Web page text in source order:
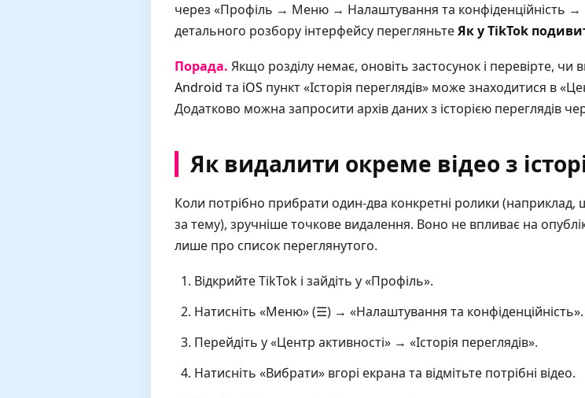
через «Профіль → Меню → Налаштування та конфіденційність →
детального розбору інтерфейсу перегляньтеЯк у TikTok
Порада. Якщо розділу немає, оновіть застосунок і перевірте, чи
Android та iOS пункт «Історія переглядів» може знаходитися в
Додатково можна запросити архів даних з історією переглядів
Як видалити окреме відео з
Коли потрібно прибрати один-два конкретні ролики
за тему), зручніше точкове видалення. Воно не впливає на
лише про список переглянутого.
Відкрийте TikTok і зайдіть у «Профіль».
Натисніть «Меню» (☰) → «Налаштування та конфіденційність».
Перейдіть у «Центр активності» → «Історія переглядів».
Натисніть «Вибрати» вгорі екрана та відмітьте потрібні відео.